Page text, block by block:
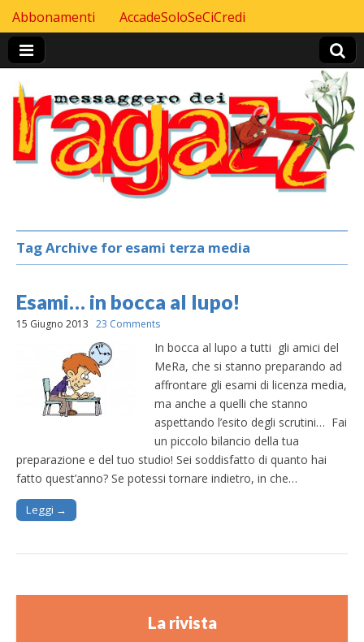
Header Top menu
Skip to content
Abbonamenti AccadeSoloSeCiCredi
Tag Archive for esami terza media
Esami… in bocca al lupo!
15 Giugno 2013 23 Comments
In bocca al lupo a tutti gli amici del
MeRa, che si stanno preparando ad
affrontare gli esami di licenza media,
ma anche a quelli che stanno
aspettando l’esito degli scrutini… Fai
un piccolo bilancio della tua
preparazione e del tuo studio! Sei soddisfatto di quanto hai
fatto quest’anno? Se potessi tornare indietro, in che…
Leggi →
La rivista